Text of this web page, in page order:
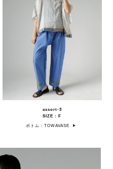
assort-3
SIZE : F
ボトム：TOWAVASE